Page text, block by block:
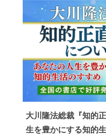
大川隆法総裁『知的
生を豊かにする知的